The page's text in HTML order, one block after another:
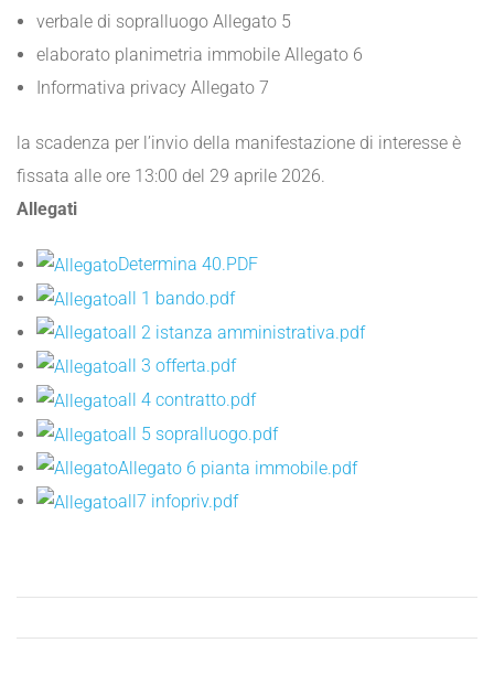
verbale di sopralluogo Allegato 5
elaborato planimetria immobile Allegato 6
Informativa privacy Allegato 7
la scadenza per l’invio della manifestazione di interesse è
fissata alle ore 13:00 del 29 aprile 2026.
Allegati
Determina 40.PDF
all 1 bando.pdf
all 2 istanza amministrativa.pdf
all 3 offerta.pdf
all 4 contratto.pdf
all 5 sopralluogo.pdf
Allegato 6 pianta immobile.pdf
all7 infopriv.pdf